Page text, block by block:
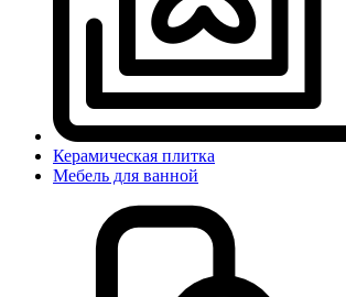
Керамическая плитка
Мебель для ванной